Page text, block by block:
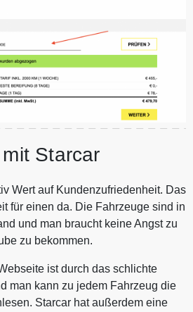
Starcar
Wert auf Kundenzufriedenheit. Das
für einen da. Die Fahrzeuge sind in
und man braucht keine Angst zu
zu bekommen.
ist durch das schlichte
man kann zu jedem Fahrzeug die
Starcar hat außerdem eine